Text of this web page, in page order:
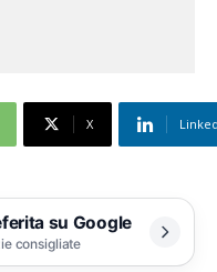
X
su Google
consigliate